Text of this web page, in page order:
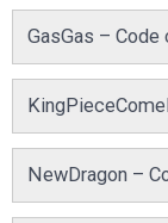
GasGas – Code
NewDragon –